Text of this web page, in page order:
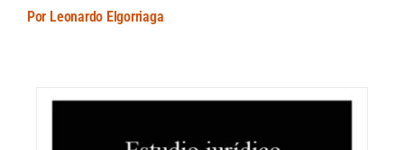
Por Leonardo Elgorriaga